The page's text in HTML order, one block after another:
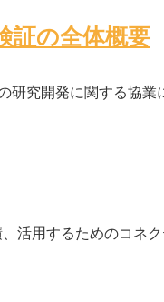
証の全体概要
究開発に関する協業
活用するためのコネ